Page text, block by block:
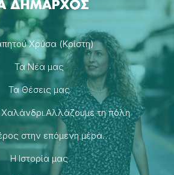
Χρύσα (Κρίστη)
Τα Νέα μας
Τα Θέσεις μας
τη πόλη
στην επόμενη μέρα…
H Ιστορία μας